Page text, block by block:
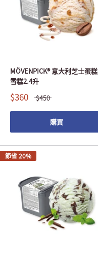
MÖVENPICK® 意大利芝士蛋糕
雪糕2.4升
$360 $450
購買
節省 20%